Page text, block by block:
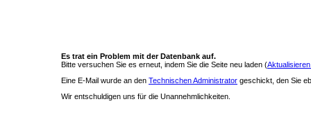
Es trat ein Problem mit der Datenbank auf.
Bitte versuchen Sie es erneut, indem Sie die Seite neu laden (
Eine E-Mail wurde an den Technischen Administrator geschickt, den Sie
Wir entschuldigen uns für die Unannehmlichkeiten.